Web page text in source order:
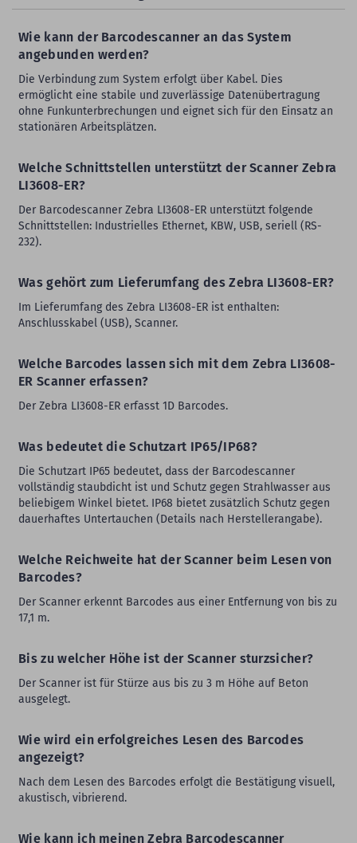
Wie kann der Barcodescanner an das System
angebunden werden?
Die Verbindung zum System erfolgt über Kabel. Dies
ermöglicht eine stabile und zuverlässige Datenübertragung
ohne Funkunterbrechungen und eignet sich für den Einsatz an
stationären Arbeitsplätzen.
Welche Schnittstellen unterstützt der Scanner Zebra
LI3608-ER?
Der Barcodescanner Zebra LI3608-ER unterstützt folgende
Schnittstellen: Industrielles Ethernet, KBW, USB, seriell (RS-
232).
Was gehört zum Lieferumfang des Zebra LI3608-ER?
Im Lieferumfang des Zebra LI3608-ER ist enthalten:
Anschlusskabel (USB), Scanner.
Welche Barcodes lassen sich mit dem Zebra LI3608-
ER Scanner erfassen?
Der Zebra LI3608-ER erfasst 1D Barcodes.
Was bedeutet die Schutzart IP65/IP68?
Die Schutzart IP65 bedeutet, dass der Barcodescanner
vollständig staubdicht ist und Schutz gegen Strahlwasser aus
beliebigem Winkel bietet. IP68 bietet zusätzlich Schutz gegen
dauerhaftes Untertauchen (Details nach Herstellerangabe).
Welche Reichweite hat der Scanner beim Lesen von
Barcodes?
Der Scanner erkennt Barcodes aus einer Entfernung von bis zu
17,1 m.
Bis zu welcher Höhe ist der Scanner sturzsicher?
Der Scanner ist für Stürze aus bis zu 3 m Höhe auf Beton
ausgelegt.
Wie wird ein erfolgreiches Lesen des Barcodes
angezeigt?
Nach dem Lesen des Barcodes erfolgt die Bestätigung visuell,
akustisch, vibrierend.
Wie kann ich meinen Zebra Barcodescanner